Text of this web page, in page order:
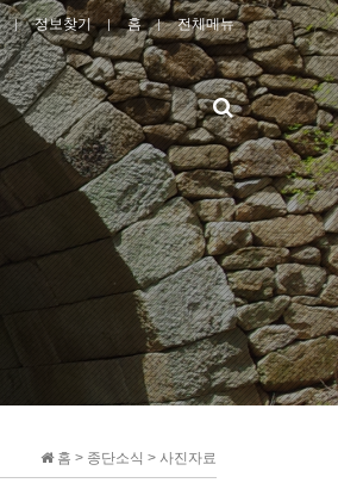
정보찾기 홈 전체메뉴
검
색
홈 > 종단소식 > 사진자료